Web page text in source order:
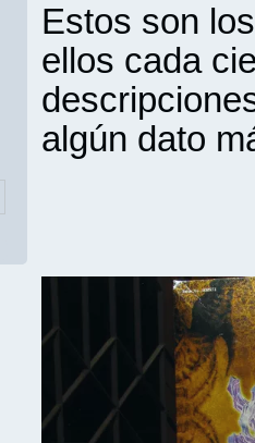
Estos son
ellos cada
algún dato